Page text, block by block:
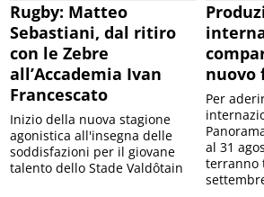
Rugby: Matteo
Sebastiani, dal ritiro
con le Zebre
all’Accademia Ivan
Francescato
Inizio della nuova stagione
agonistica all'insegna delle
soddisfazioni per il giovane
talento dello Stade Valdôtain
nuovo
Per
al 31
terranno